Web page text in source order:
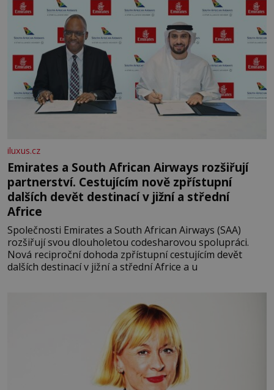
iluxus.cz
Emirates a South African Airways rozšiřují
partnerství. Cestujícím nově zpřístupní
dalších devět destinací v jižní a střední
Africe
Společnosti Emirates a South African Airways (SAA)
rozšiřují svou dlouholetou codesharovou spolupráci.
Nová reciproční dohoda zpřístupní cestujícím devět
dalších destinací v jižní a střední Africe a u